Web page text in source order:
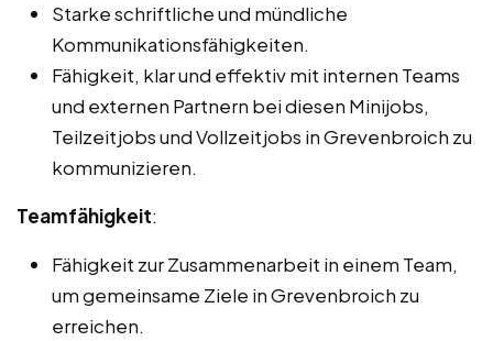
Starke schriftliche und mündliche
Kommunikationsfähigkeiten.
Fähigkeit, klar und effektiv mit internen Teams
und externen Partnern bei diesen Minijobs,
Teilzeitjobs und Vollzeitjobs in Grevenbroich zu
kommunizieren.
Teamfähigkeit:
Fähigkeit zur Zusammenarbeit in einem Team,
um gemeinsame Ziele in Grevenbroich zu
erreichen.